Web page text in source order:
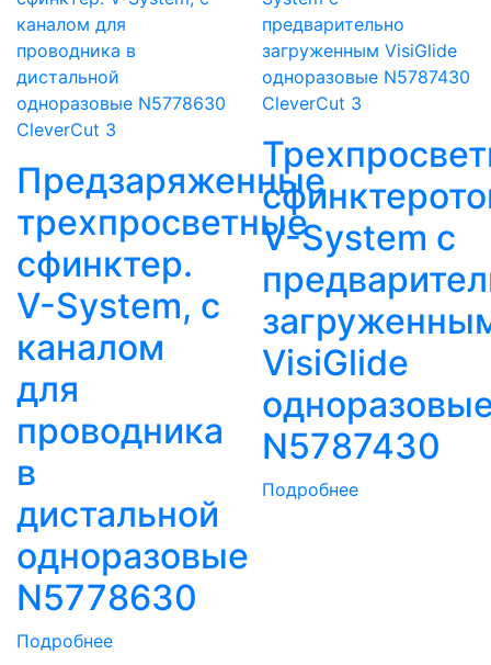
CleverCut 3
Предзаряженные
трехпросветные
сфинктер.
V-System, с
каналом
для
проводника
в
дистальной
одноразовые
N5778630
Подробнее
CleverCut 3
V-System с
VisiGlide
N5787430
Подробнее